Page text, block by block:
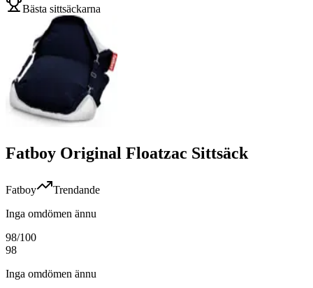
Bästa sittsäckarna
Fatboy Original Floatzac Sittsäck
Fatboy
Trendande
Inga omdömen ännu
98/100
98
Inga omdömen ännu